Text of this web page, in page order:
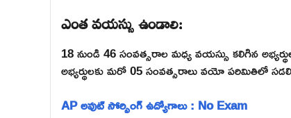
ఎంత వయస్సు ఉండాలి:
18 నుండి 46 సంవత్సరాల మధ్య వయస్సు కలిగిన
అభ్యర్థులకు మరో 05 సంవత్సరాలు వయో పరిమితిలో
AP అవుట్ సోర్సింగ్ ఉద్యోగాలు : No Exam